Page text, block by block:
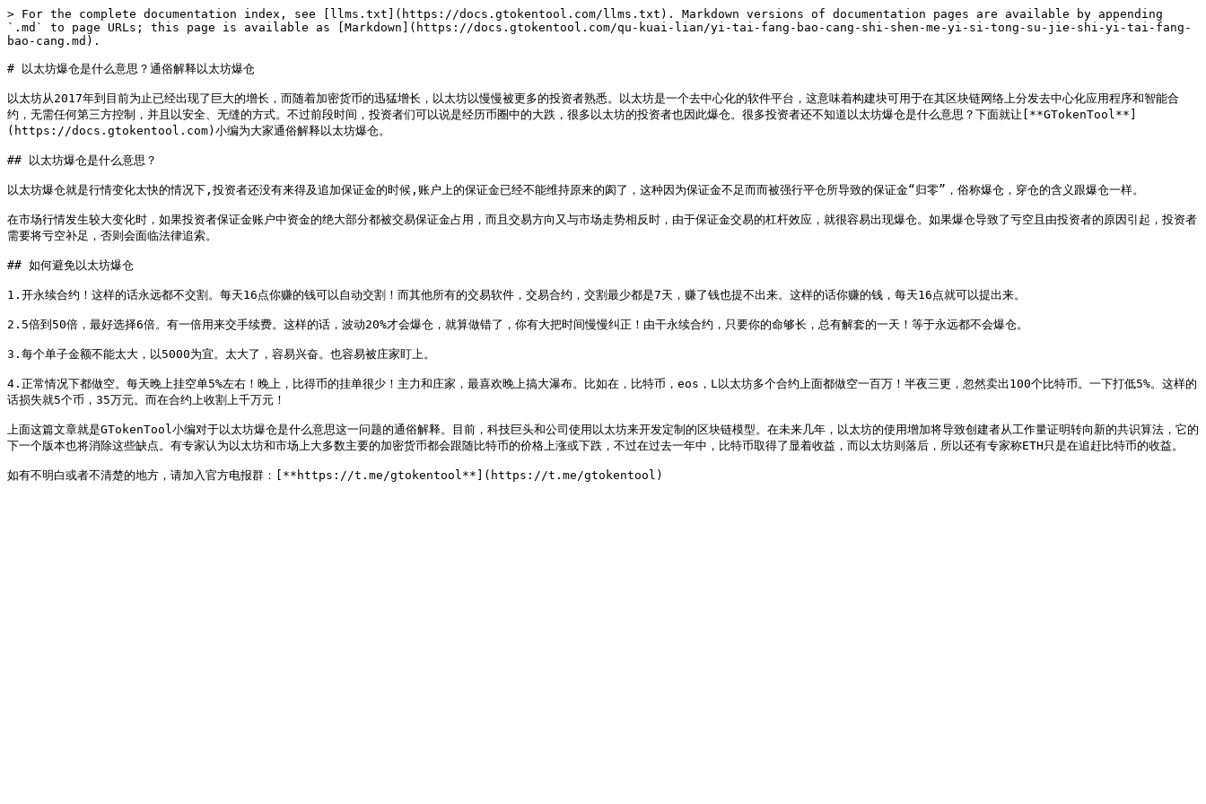
> For the complete documentation index, see [llms.txt](https://docs.gtokentool.com/llms.txt). Markdown versions of documentation pages are available by appending
`.md` to page URLs; this page is available as [Markdown](https://docs.gtokentool.com/qu-kuai-lian/yi-tai-fang-bao-cang-shi-shen-me-yi-si-tong-su-jie-shi-yi-tai-fang-
bao-cang.md).
# 以太坊爆仓是什么意思？通俗解释以太坊爆仓
以太坊从2017年到目前为止已经出现了巨大的增长，而随着加密货币的迅猛增长，以太坊以慢慢被更多的投资者熟悉。以太坊是一个去中心化的软件平台，这意味着构建块可用于在其区块链网络上分发去中心化应用程序和智能合
约，无需任何第三方控制，并且以安全、无缝的方式。不过前段时间，投资者们可以说是经历币圈中的大跌，很多以太坊的投资者也因此爆仓。很多投资者还不知道以太坊爆仓是什么意思？下面就让[**GTokenTool**]
(https://docs.gtokentool.com)小编为大家通俗解释以太坊爆仓。
## 以太坊爆仓是什么意思？
以太坊爆仓就是行情变化太快的情况下,投资者还没有来得及追加保证金的时候,账户上的保证金已经不能维持原来的阂了，这种因为保证金不足而而被强行平仓所导致的保证金“归零”，俗称爆仓，穿仓的含义跟爆仓一样。
在市场行情发生较大变化时，如果投资者保证金账户中资金的绝大部分都被交易保证金占用，而且交易方向又与市场走势相反时，由于保证金交易的杠杆效应，就很容易出现爆仓。如果爆仓导致了亏空且由投资者的原因引起，投资者
需要将亏空补足，否则会面临法律追索。
## 如何避免以太坊爆仓
1.开永续合约！这样的话永远都不交割。每天16点你赚的钱可以自动交割！而其他所有的交易软件，交易合约，交割最少都是7天，赚了钱也提不出来。这样的话你赚的钱，每天16点就可以提出来。
2.5倍到50倍，最好选择6倍。有一倍用来交手续费。这样的话，波动20%才会爆仓，就算做错了，你有大把时间慢慢纠正！由干永续合约，只要你的命够长，总有解套的一天！等于永远都不会爆仓。
3.每个单子金额不能太大，以5000为宜。太大了，容易兴奋。也容易被庄家盯上。
4.正常情况下都做空。每天晚上挂空单5%左右！晚上，比得币的挂单很少！主力和庄家，最喜欢晚上搞大瀑布。比如在，比特币，eos，L以太坊多个合约上面都做空一百万！半夜三更，忽然卖出100个比特币。一下打低5%。这样的
话损失就5个币，35万元。而在合约上收割上千万元！
上面这篇文章就是GTokenTool小编对于以太坊爆仓是什么意思这一问题的通俗解释。目前，科技巨头和公司使用以太坊来开发定制的区块链模型。在未来几年，以太坊的使用增加将导致创建者从工作量证明转向新的共识算法，它的
下一个版本也将消除这些缺点。有专家认为以太坊和市场上大多数主要的加密货币都会跟随比特币的价格上涨或下跌，不过在过去一年中，比特币取得了显着收益，而以太坊则落后，所以还有专家称ETH只是在追赶比特币的收益。